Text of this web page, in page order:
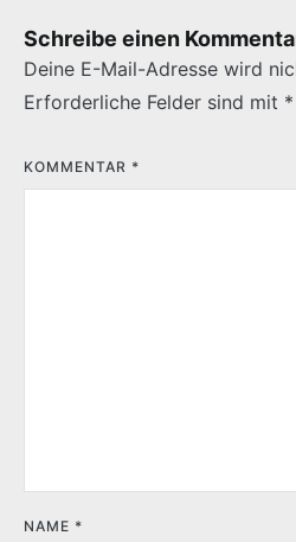
Schreibe einen
Deine E-Mail-Adresse wird
Erforderliche Felder sind mit *
KOMMENTAR *
NAME *